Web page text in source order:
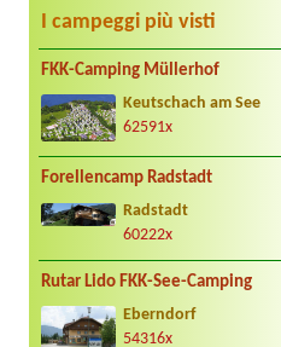
I campeggi più visti
FKK-Camping Müllerhof
Keutschach am See
62591x
Forellencamp Radstadt
Radstadt
60222x
Rutar Lido FKK-See-Camping
Eberndorf
54316x